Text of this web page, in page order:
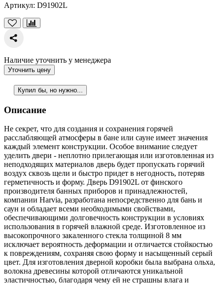
Артикул: D91902L
Наличие уточнить у менеджера
Уточнить цену
Купил бы, но нужно...
Описание
Не секрет, что для создания и сохранения горячей
расслабляющей атмосферы в бане или сауне имеет значения
каждый элемент конструкции. Особое внимание следует
уделить двери - неплотно прилегающая или изготовленная из
неподходящих материалов дверь будет пропускать горячий
воздух сквозь щели и быстро придет в негодность, потеряв
герметичность и форму. Дверь D91902L от финского
производителя банных приборов и принадлежностей,
компании Harvia, разработана непосредственно для бань и
саун и обладает всеми необходимыми свойствами,
обеспечивающими долговечность конструкции в условиях
использования в горячей влажной среде. Изготовленное из
высокопрочного закаленного стекла толщиной 8 мм
исключает вероятность деформации и отличается стойкостью
к повреждениям, сохраняя свою форму и насыщенный серый
цвет. Для изготовления дверной коробки была выбрана ольха,
волокна древесины которой отличаются уникальной
эластичностью, благодаря чему ей не страшны влага и